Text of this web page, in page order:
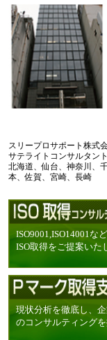
スリープロサポート株式
サテライトコンサルタン
北海道、仙台、神奈川、
本、佐賀、宮崎、長崎
ISO9001,ISO14001な
ISO取得をご提案いた
現状分析を徹底し、
のコンサルティングを